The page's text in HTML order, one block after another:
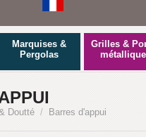
Marquises &
Pergolas
Grilles &
Doutté / Barres d'appui